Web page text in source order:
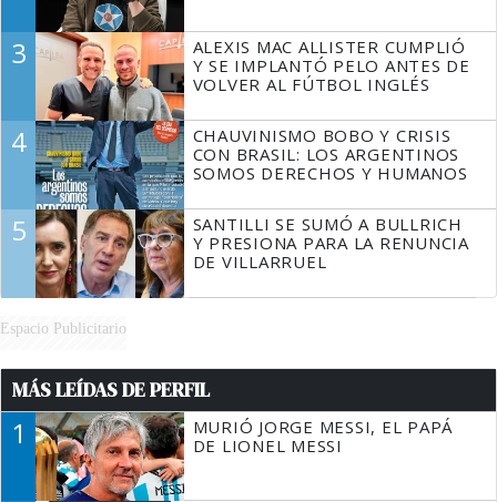
3
ALEXIS MAC ALLISTER CUMPLIÓ
Y SE IMPLANTÓ PELO ANTES DE
VOLVER AL FÚTBOL INGLÉS
4
CHAUVINISMO BOBO Y CRISIS
CON BRASIL: LOS ARGENTINOS
SOMOS DERECHOS Y HUMANOS
5
SANTILLI SE SUMÓ A BULLRICH
Y PRESIONA PARA LA RENUNCIA
DE VILLARRUEL
Espacio Publicitario
MÁS LEÍDAS DE PERFIL
1
MURIÓ JORGE MESSI, EL PAPÁ
DE LIONEL MESSI